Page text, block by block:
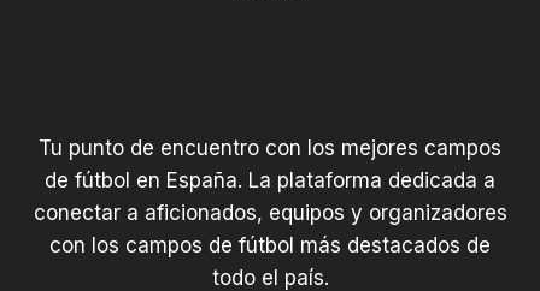
Tu punto de encuentro con los mejores campos
de fútbol en España. La plataforma dedicada a
conectar a aficionados, equipos y organizadores
con los campos de fútbol más destacados de
todo el país.